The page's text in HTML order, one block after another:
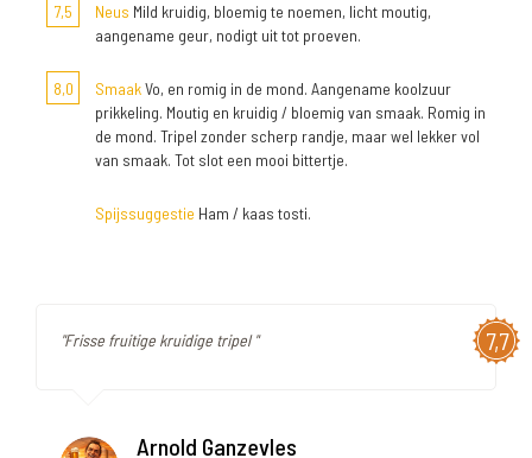
7,5 Neus Mild kruidig, bloemig te noemen, licht moutig,
aangename geur, nodigt uit tot proeven.
8,0 SmaakVo, en romig in de mond. Aangename koolzuur
prikkeling. Moutig en kruidig / bloemig van smaak. Romig in
de mond. Tripel zonder scherp randje, maar wel lekker vol
van smaak. Tot slot een mooi bittertje.
Spijssuggestie Ham / kaas tosti.
7,7
"Frisse fruitige kruidige tripel "
Arnold Ganzevles